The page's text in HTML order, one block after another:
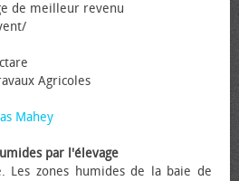
de meilleur revenu
Agricoles
Mahey
par l'élevage
Les zones humides de la baie de